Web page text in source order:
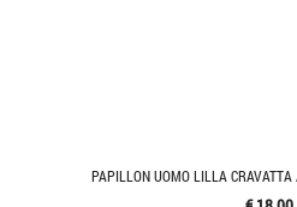
PAPILLON UOMO LILLA